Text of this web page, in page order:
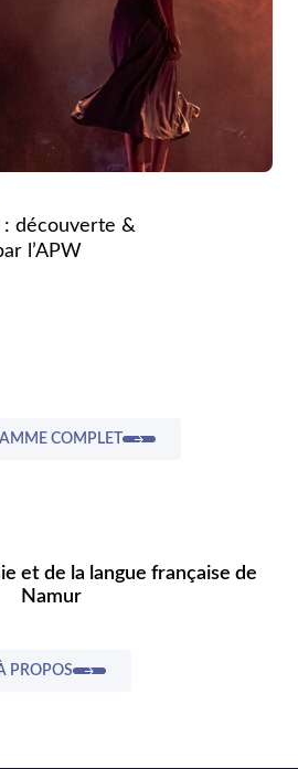
: découverte &
l’APW
COMPLET
et de la langue française de
Namur
PROPOS